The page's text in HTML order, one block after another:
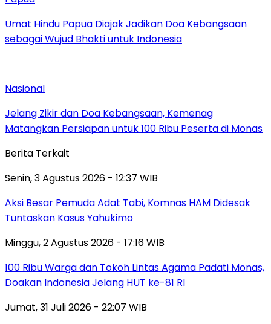
Umat Hindu Papua Diajak Jadikan Doa Kebangsaan
sebagai Wujud Bhakti untuk Indonesia
Nasional
Jelang Zikir dan Doa Kebangsaan, Kemenag
Matangkan Persiapan untuk 100 Ribu Peserta di Monas
Berita Terkait
Senin, 3 Agustus 2026 - 12:37 WIB
Aksi Besar Pemuda Adat Tabi, Komnas HAM Didesak
Tuntaskan Kasus Yahukimo
Minggu, 2 Agustus 2026 - 17:16 WIB
100 Ribu Warga dan Tokoh Lintas Agama Padati Monas,
Doakan Indonesia Jelang HUT ke-81 RI
Jumat, 31 Juli 2026 - 22:07 WIB